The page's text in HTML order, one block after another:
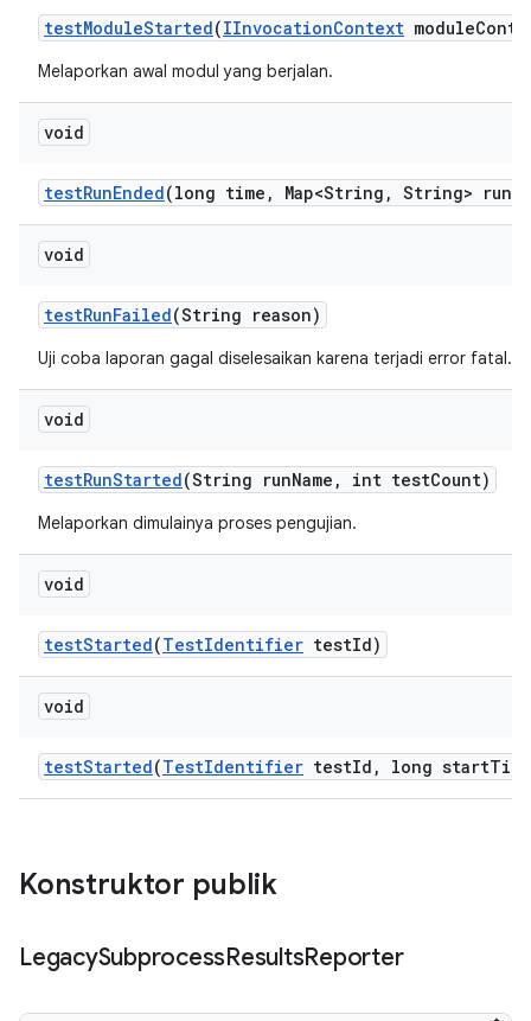
testModuleStarted(IInvocationContext module
Melaporkan awal modul yang berjalan.
void
testRunEnded(long time , Map<String , String> run
void
testRunFailed(String reason)
Uji coba laporan gagal diselesaikan karena terjadi error fatal.
void
testRunStarted(String runName , int testCount)
Melaporkan dimulainya proses pengujian.
void
testStarted(TestIdentifier testId)
void
testStarted(TestIdentifier testId , long start
Konstruktor publik
LegacySubprocessResultsReporter